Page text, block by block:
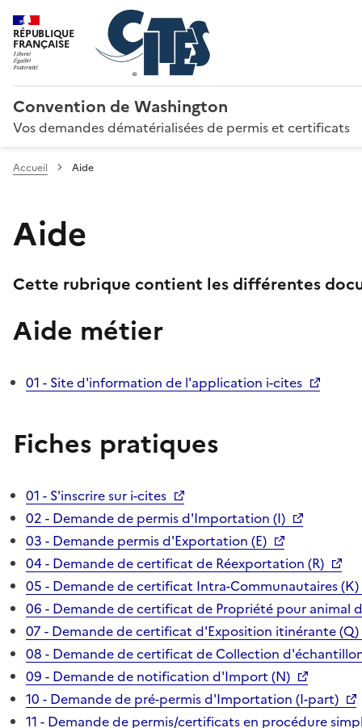
RÉPUBLIQUE
FRANÇAISE
Convention de Washington
Vos demandes dématérialisées de permis et certificats
Accueil Aide
Aide
Cette rubrique contient les différentes
Aide métier
01 - Site d'information de l'application i-cites
Fiches pratiques
01 - S'inscrire sur i-cites
02 - Demande de permis d'Importation (I)
03 - Demande permis d'Exportation (E)
04 - Demande de certificat de Réexportation (R)
05 - Demande de certificat Intra-Communautaires (K)
06 - Demande de certificat de Propriété pour animal
07 - Demande de certificat d'Exposition itinérante (Q)
08 - Demande de certificat de Collection
09 - Demande de notification d'Import (N)
10 - Demande de pré-permis d'Importation (I-part)
11 - Demande de permis/certificats en procédure